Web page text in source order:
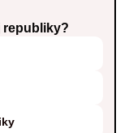
republiky?